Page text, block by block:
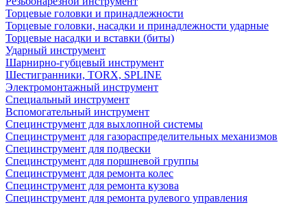
Торцевые головки и принадлежности
Торцевые головки, насадки и принадлежности ударные
Торцевые насадки и вставки (биты)
Ударный инструмент
Шарнирно-губцевый инструмент
Шестигранники, TORX, SPLINE
Электромонтажный инструмент
Специальный инструмент
Вспомогательный инструмент
Специнструмент для выхлопной системы
Специнструмент для газораспределительных механизмов
Специнструмент для подвески
Специнструмент для поршневой группы
Специнструмент для ремонта колес
Специнструмент для ремонта кузова
Специнструмент для ремонта рулевого управления